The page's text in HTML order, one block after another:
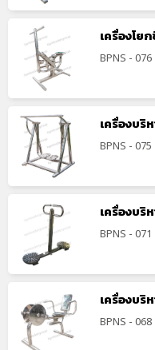
เครื่องโย
BPNS - 076
เครื่องบริ
BPNS -
เครื่องบริ
BPNS - 071
เครื่องบริ
BPNS -